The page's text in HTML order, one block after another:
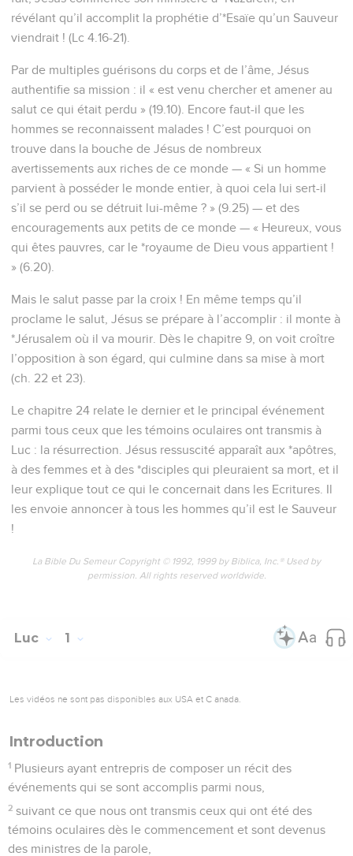
révélant qu’il accomplit la prophétie d’*Esaïe qu’un Sauveur
viendrait ! (Lc 4.16-21).
Par de multiples guérisons du corps et de l’âme, Jésus
authentifie sa mission : il « est venu chercher et amener au
salut ce qui était perdu » (19.10). Encore faut-il que les
hommes se reconnaissent malades ! C’est pourquoi on
trouve dans la bouche de Jésus de nombreux
avertissements aux riches de ce monde — « Si un homme
parvient à posséder le monde entier, à quoi cela lui sert-il
s’il se perd ou se détruit lui-même ? » (9.25) — et des
encouragements aux petits de ce monde — « Heureux, vous
qui êtes pauvres, car le *royaume de Dieu vous appartient !
» (6.20).
Mais le salut passe par la croix ! En même temps qu’il
proclame le salut, Jésus se prépare à l’accomplir : il monte à
*Jérusalem où il va mourir. Dès le chapitre 9, on voit croître
l’opposition à son égard, qui culmine dans sa mise à mort
(ch. 22 et 23).
Le chapitre 24 relate le dernier et le principal événement
parmi tous ceux que les témoins oculaires ont transmis à
Luc : la résurrection. Jésus ressuscité apparaît aux *apôtres,
à des femmes et à des *disciples qui pleuraient sa mort, et il
leur explique tout ce qui le concernait dans les Ecritures. Il
les envoie annoncer à tous les hommes qu’il est le Sauveur
!
La Bible Du Semeur Copyright © 1992, 1999 by Biblica, Inc.® Used by
permission. All rights reserved worldwide.
Luc 1
Les vidéos ne sont pas disponibles aux USA et C anada.
Introduction
1 Plusieurs ayant entrepris de composer un récit des
événements qui se sont accomplis parmi nous,
2 suivant ce que nous ont transmis ceux qui ont été des
témoins oculaires dès le commencement et sont devenus
des ministres de la parole,